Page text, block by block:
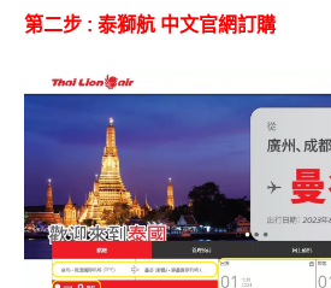
第二步 : 泰獅航 中文官網訂購